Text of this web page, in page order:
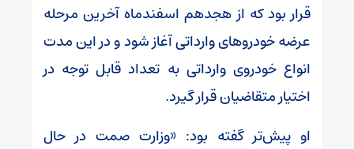
قرار بود که از هجدهم اسفندماه آخرین مرحله
عرضه خودروهای وارداتی آغاز شود و در این مدت
انواع خودروی وارداتی به تعداد قابل توجه در
اختیار متقاضیان قرار گیرد.
او پیش‌تر گفته بود: «وزارت صمت در حال